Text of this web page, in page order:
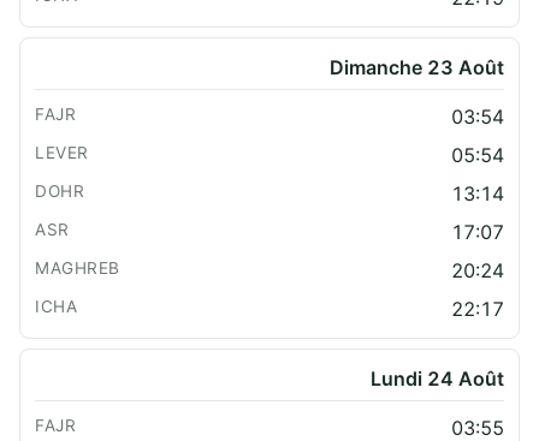
Dimanche 23 Août
03:54
05:54
13:14
17:07
20:24
22:17
Lundi 24 Août
03:55